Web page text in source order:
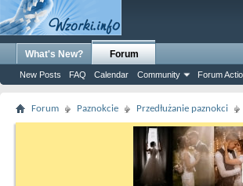
What's New? Forum
New Posts FAQ Calendar Community Forum
Forum Paznokcie Przedłużanie paznokci